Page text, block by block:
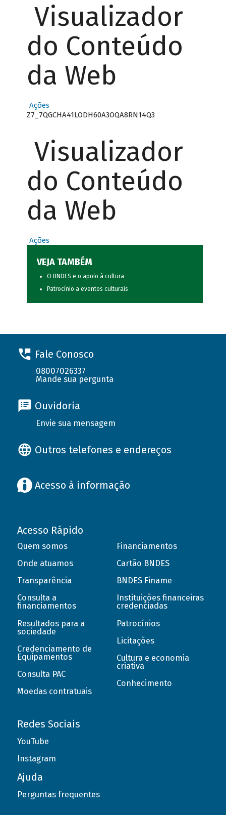
Visualizador
do Conteúdo
da Web
Ações
Z7_7QGCHA41LODH60A3OQA8RN14Q3
Visualizador
do Conteúdo
da Web
Ações
VEJA TAMBÉM
O BNDES e o apoio à cultura
Patrocínio a eventos culturais
Fale Conosco
08007026337
Mande sua pergunta
Ouvidoria
Envie sua mensagem
Outros telefones e endereços
Acesso à informação
Acesso Rápido
Quem somos
Onde atuamos
Transparência
Consulta a
financiamentos
Resultados para a
sociedade
Credenciamento de
Equipamentos
Consulta PAC
Moedas contratuais
Financiamentos
Cartão BNDES
BNDES Finame
Instituições financeiras
credenciadas
Patrocínios
Licitações
Cultura e economia
criativa
Conhecimento
Redes Sociais
YouTube
Instagram
Ajuda
Perguntas frequentes